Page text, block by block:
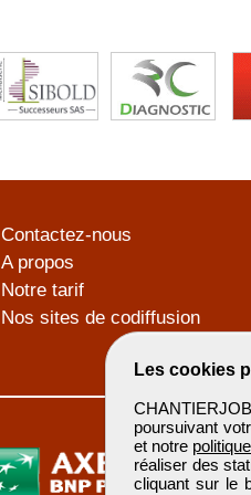
Les cookies
poursuivant
et notre
réaliser des
cliquant sur le
Contactez-nous
A propos
Notre tarif
Nos sites de codiffusion